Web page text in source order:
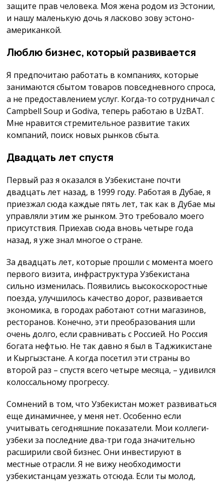
защите прав человека. Моя жена родом из Эстонии,
и нашу маленькую дочь я ласково зову эстоно­
американкой.
Люблю бизнес, который развивается
Я предпочитаю работать в компаниях, которые
занимаются сбытом товаров повседневного спроса,
а не предоставлением услуг. Когда-то сотрудничал с
Campbell Soup и Godiva, теперь работаю в UzBAT.
Мне нравится стремительное развитие таких
компаний, поиск новых рынков сбыта.
Двадцать лет спустя
Первый раз я оказался в Узбекистане почти
двадцать лет назад, в 1999 году. Работая в Дубае, я
приезжал сюда каждые пять лет, так как в Дубае мы
управляли этим же рынком. Это требовало моего
присутствия. Приехав сюда вновь четыре года
назад, я уже знал многое о стране.
За двадцать лет, которые прошли с момента моего
первого визита, инфраструктура Узбекистана
сильно изменилась. Появились высокоскоростные
поезда, улучшилось качество дорог, развивается
экономика, в городах работают сотни магазинов,
ресторанов. Конечно, эти преобразования шли
очень долго, если сравнивать с Россией. Но Россия
богата нефтью. Не так давно я был в Таджикистане
и Кыргызстане. А когда посетил эти страны во
второй раз – спустя всего четыре месяца, – удивился
колоссальному прогрессу.
Сомнений в том, что Узбекистан может развиваться
еще динамичнее, у меня нет. Особенно если
учитывать сегодняшние показатели. Мои коллеги-
узбеки за последние два-три года значительно
расширили свой бизнес. Они инвестируют в
местные отрасли. Я не вижу необходимости
узбекистанцам уезжать отсюда. Если ты молод,